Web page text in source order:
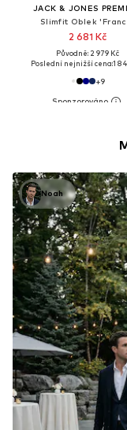
JACK & JONES
Slimfit Oblek
2 681 Kč
Původně: 2 979 Kč
Poslední nejnižší cena:1
+9
Noah